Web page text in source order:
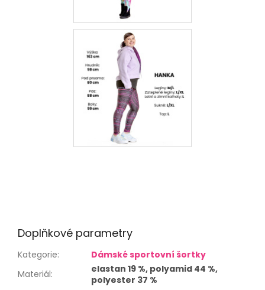
Doplňkové parametry
Kategorie:
Dámské sportovní šortky
Materiál:
elastan 19 %, polyamid 44 %,
polyester 37 %